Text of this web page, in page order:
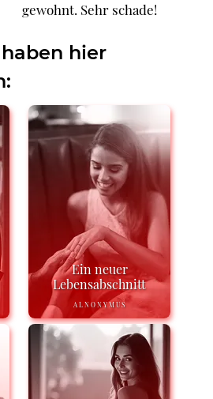
gewohnt. Sehr schade!
hier
Ein neuer
Lebensabschnitt
ALNONYMUS